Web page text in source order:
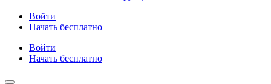
Войти
Начать бесплатно
Войти
Начать бесплатно